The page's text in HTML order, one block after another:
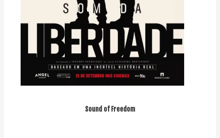
Sound of Freedom